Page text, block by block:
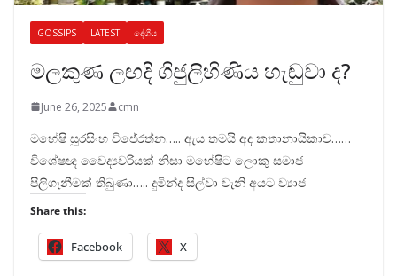
GOSSIPS LATEST දේශීය
මලකුණ ලඟදි ගිජුලිහිණිය හැඬුවා ද?
June 26, 2025 cmn
මහේෂි සූරසිංහ විජේරත්න….. ඇය තමයි අද කතානායිකාව……
විශේෂඥ වෛද්‍යවරියක් නිසා මහේෂිට ලොකු සමාජ
පිලිගැනීමක් තිබුණා….. දුමින්ද සිල්වා වැනි අයට ව්‍යාජ
Share this:
Facebook X